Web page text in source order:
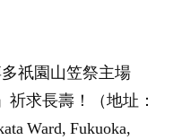
祇園山笠祭主場
求長壽！（地址：
Ward, Fukuoka,